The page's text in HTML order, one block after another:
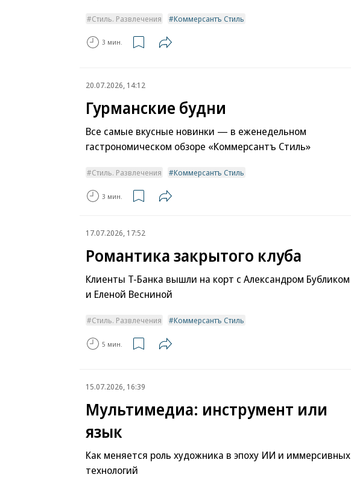
Стиль. Развлечения Коммерсантъ Стиль
3 мин.
20.07.2026, 14:12
Гурманские будни
Все самые вкусные новинки — в еженедельном
гастрономическом обзоре «Коммерсантъ Стиль»
Стиль. Развлечения Коммерсантъ Стиль
3 мин.
17.07.2026, 17:52
Романтика закрытого клуба
Клиенты Т-Банка вышли на корт с Александром Бубликом
и Еленой Весниной
Стиль. Развлечения Коммерсантъ Стиль
5 мин.
15.07.2026, 16:39
Мультимедиа: инструмент или
язык
Как меняется роль художника в эпоху ИИ и иммерсивных
технологий